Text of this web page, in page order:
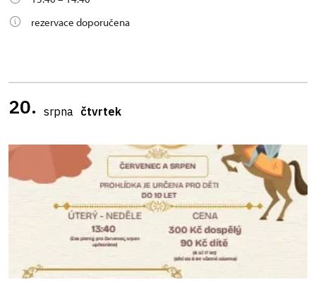
rezervace doporučena
20. srpna čtvrtek